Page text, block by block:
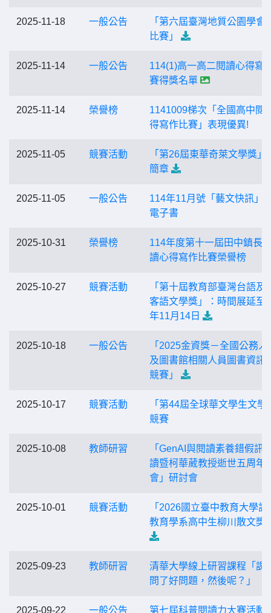
2025-11-18 一般公告
「第六屆臺灣地質公園學會
比賽」
2025-11-14 一般公告
114(1)高一高二閱讀心得寫
賽得獎名單
2025-11-14 榮譽榜
1141009梯次「全國高中閱
得寫作比賽」表現優異!
2025-11-05 競賽活動
「第26屆東華奇萊文學獎」
簡章
2025-11-05 一般公告
114年11月號「藝文快訊」
電子書
2025-10-31 榮譽榜
114年度第十一屆田中鎮長
讀心得寫作比賽榮譽榜
2025-10-27 競賽活動
「第十屆教育部臺灣台語及
客語文學獎」：時間展延至
年11月14日
2025-10-18 一般公告
「2025金資獎－全國公務人
及圖書館相關人員圖書資訊
競賽」
2025-10-17 競賽活動
「第44屆全球華文學生文學
競賽
2025-10-08 教師研習
「GenAI與閱讀素養錯假訊
讀暨柯華葳教授逝世五周年
會」研討會
2025-10-01 競賽活動
「2026國立臺中教育大學語
教育學系高中生柳川散文獎
2025-09-23 教師研習
清華大學線上研習課程「課
問了好問題，然後呢？」
2025-09-22 一般公告 第七屆科普閱讀力大賽活動